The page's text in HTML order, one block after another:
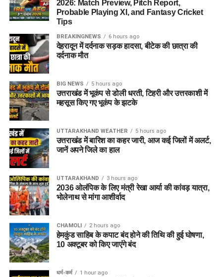
2026: Match Preview, Pitch Report,
Probable Playing XI, and Fantasy Cricket
Tips
BREAKINGNEWS 6 hours ago
देहरादून में दर्दनाक सड़क हादसा, बीटेक की छात्रा की
दर्दनाक मौत
BIG NEWS 5 hours ago
उत्तराखंड में भूकंप से डोली धरती, टिहरी और उत्तरकाशी में
महसूस किए गए भूकंप के झटके
UTTARAKHAND WEATHER 5 hours ago
उत्तराखंड में बारिश का कहर जारी, आज कई जिलों में अलर्ट,
जानें अपने जिले का हाल
UTTARAKHAND 3 hours ago
2036 ओलंपिक के लिए मंत्री रेखा आर्या की कांवड़ यात्रा,
भोलेनाथ से मांगा आशीर्वाद
CHAMOLI 2 hours ago
हेमकुंड साहिब के कपाट बंद होने की तिथि की हुई घोषणा,
10 अक्टूबर को किए जाएंंगे बंद
धर्म-कर्म 1 hour ago